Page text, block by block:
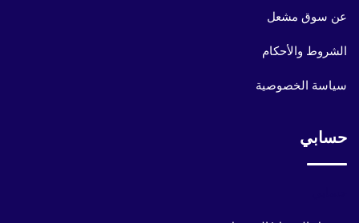
عن سوق مشعل
الشروط والأحكام
سياسة الخصوصية
حسابي